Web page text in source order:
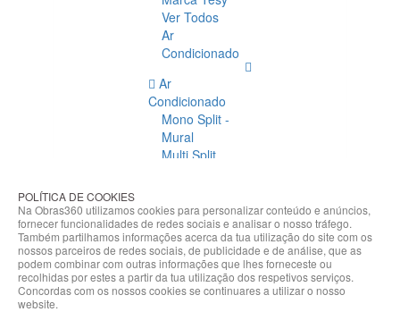
Ver Todos
Ar
Condicionado
Ar
Condicionado
Mono Split -
Mural
Multi Split
Condicionado
Acessórios
Climatização
Acessórios
Climatização
POLÍTICA DE COOKIES
Na Obras360 utilizamos cookies para personalizar conteúdo e anúncios,
fornecer funcionalidades de redes sociais e analisar o nosso tráfego.
Também partilhamos informações acerca da tua utilização do site com os
nossos parceiros de redes sociais, de publicidade e de análise, que as
podem combinar com outras informações que lhes forneceste ou
recolhidas por estes a partir da tua utilização dos respetivos serviços.
Concordas com os nossos cookies se continuares a utilizar o nosso
website.